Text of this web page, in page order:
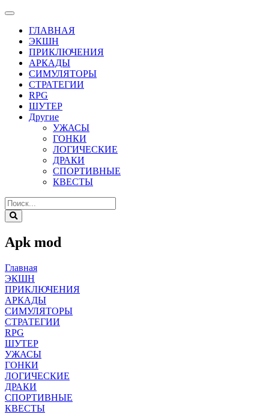
ГЛАВНАЯ
ЭКШН
ПРИКЛЮЧЕНИЯ
АРКАДЫ
СИМУЛЯТОРЫ
СТРАТЕГИИ
RPG
ШУТЕР
Другие
УЖАСЫ
ГОНКИ
ЛОГИЧЕСКИЕ
ДРАКИ
СПОРТИВНЫЕ
КВЕСТЫ
Apk mod
Главная
ЭКШН
ПРИКЛЮЧЕНИЯ
АРКАДЫ
СИМУЛЯТОРЫ
СТРАТЕГИИ
RPG
ШУТЕР
УЖАСЫ
ГОНКИ
ЛОГИЧЕСКИЕ
ДРАКИ
СПОРТИВНЫЕ
КВЕСТЫ